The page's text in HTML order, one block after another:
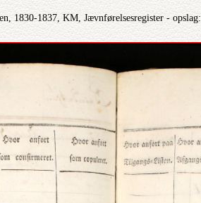
1830-1837, KM, Jævnførelsesregister - opslag: